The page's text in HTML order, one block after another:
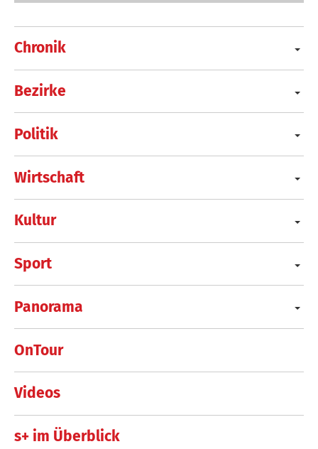
Chronik
Bezirke
Politik
Wirtschaft
Kultur
Sport
Panorama
OnTour
Videos
s+ im Überblick